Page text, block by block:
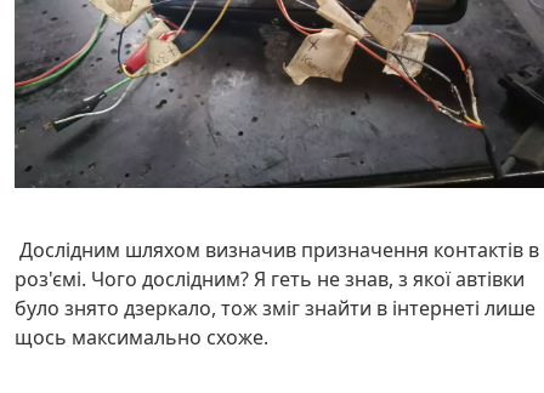
Дослідним шляхом визначив призначення контактів в
роз'ємі. Чого дослідним? Я геть не знав, з якої автівки
було знято дзеркало, тож зміг знайти в інтернеті лише
щось максимально схоже.